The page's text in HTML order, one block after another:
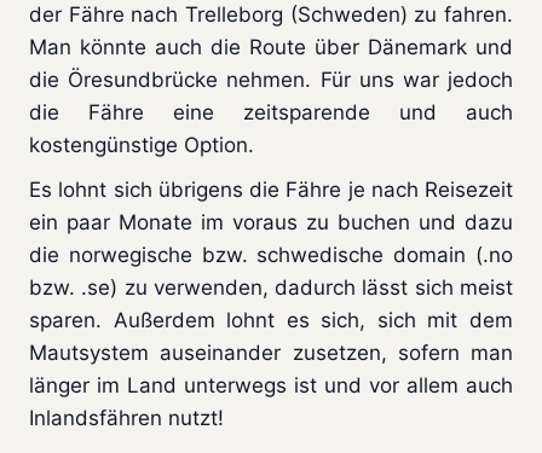
der Fähre nach Trelleborg (Schweden) zu fahren.
Man könnte auch die Route über Dänemark und
die Öresundbrücke nehmen. Für uns war jedoch
die Fähre eine zeitsparende und auch
kostengünstige Option.
Es lohnt sich übrigens die Fähre je nach Reisezeit
ein paar Monate im voraus zu buchen und dazu
die norwegische bzw. schwedische domain (.no
bzw. .se) zu verwenden, dadurch lässt sich meist
sparen. Außerdem lohnt es sich, sich mit dem
Mautsystem auseinander zusetzen, sofern man
länger im Land unterwegs ist und vor allem auch
Inlandsfähren nutzt!